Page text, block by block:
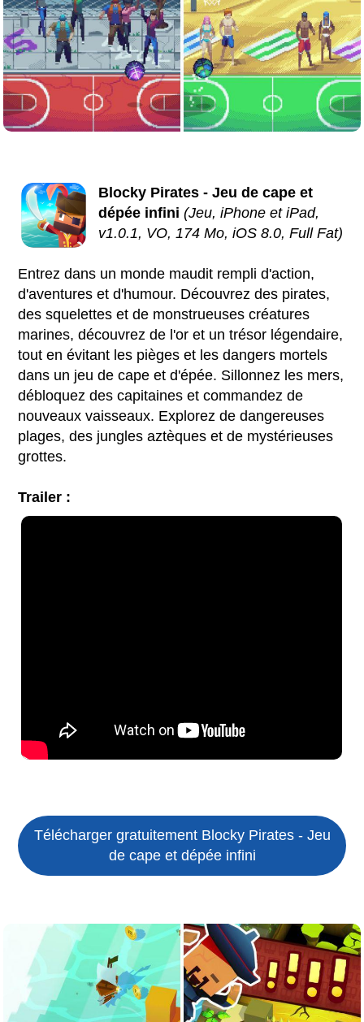
Blocky Pirates - Jeu de cape et
dépée infini (Jeu, iPhone et iPad,
v1.0.1, VO, 174 Mo, iOS 8.0, Full Fat)
Entrez dans un monde maudit rempli d'action,
d'aventures et d'humour. Découvrez des pirates,
des squelettes et de monstrueuses créatures
marines, découvrez de l'or et un trésor légendaire,
tout en évitant les pièges et les dangers mortels
dans un jeu de cape et d'épée. Sillonnez les mers,
débloquez des capitaines et commandez de
nouveaux vaisseaux. Explorez de dangereuses
plages, des jungles aztèques et de mystérieuses
grottes.
Trailer :
Télécharger gratuitement Blocky Pirates - Jeu
de cape et dépée infini